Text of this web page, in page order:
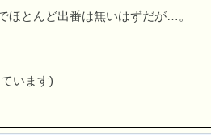
ほとんど出番は無いはずだが…。
います)